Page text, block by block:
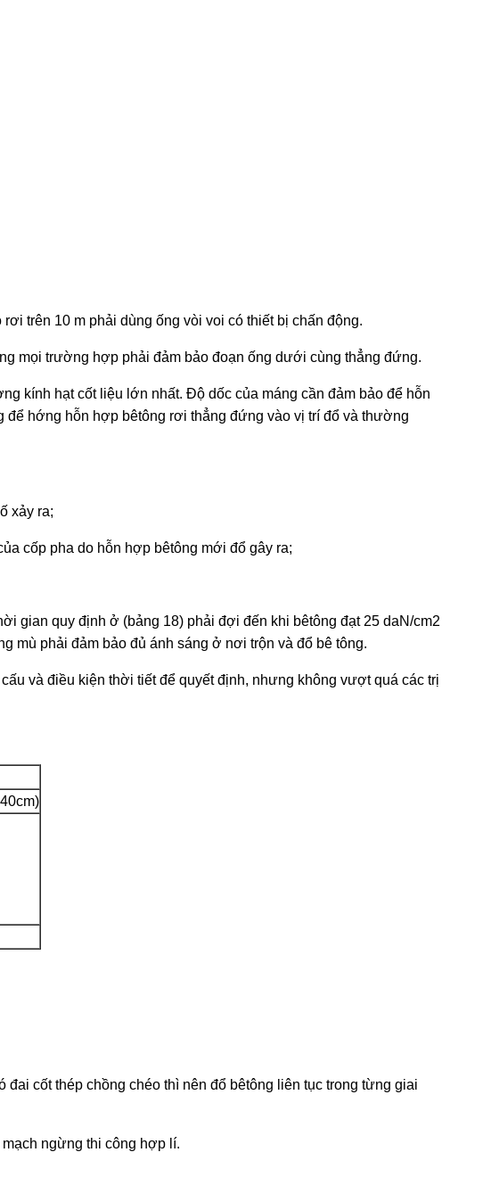
trên 10 m phải dùng ống vòi voi có thiết bị chấn động.
mọi tr­ường hợp phải đảm bảo đoạn ống dư­ới cùng thẳng đứng.
kính hạt cốt liệu lớn nhất. Độ dốc của máng cần đảm bảo để hỗn
h­ớng hỗn hợp bêtông rơi thẳng đứng vào vị trí đổ và th­ường
xảy ra;
cốp pha do hỗn hợp bêtông mới đổ gây ra;
gian quy định ở (bảng 18) phải đợi đến khi bêtông đạt 25 daN/cm2
mù phải đảm bảo đủ ánh sáng ở nơi trộn và đổ bê tông.
và điều kiện thời tiết để quyết định, như­ng không vượt quá các trị
cốt thép chồng chéo thì nên đổ bêtông liên tục trong từng giai
ngừng thi công hợp lí.